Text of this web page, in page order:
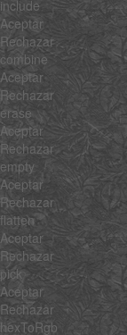
include
Aceptar
Rechazar
combine
Aceptar
Rechazar
erase
Aceptar
Rechazar
empty
Aceptar
Rechazar
flatten
Aceptar
Rechazar
pick
Aceptar
Rechazar
hexToRgb